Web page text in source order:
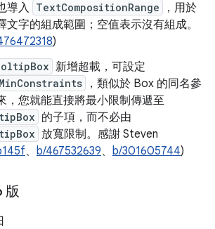
導入 TextCompositionRange
，用於
文字的組成範圍；空值表示沒有組成。
)
新增超載，可設定
，類似於 Box 的同名參
，您就能直接將最小限制傳遞至
的子項，而不必由
放寬限制。感謝 Steven
、 b/467532639、 b/301605744)
版